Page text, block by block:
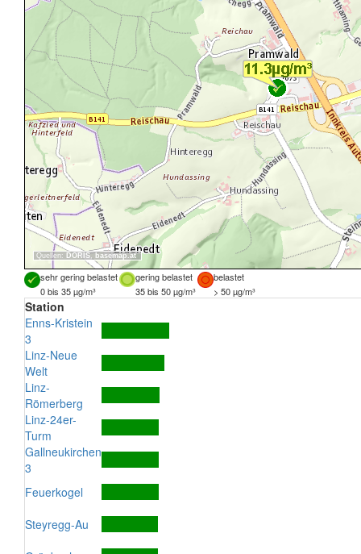
Quellen: DORIS, basemap.at
sehr gering belastet gering belastet
belastet
0 bis 35 µg/m³
35 bis 50 µg/m³ > 50 µg/m³
Station
Enns-Kristein
3
Linz-Neue
Welt
Linz-
Römerberg
Linz-24er-
Turm
Gallneukirchen
3
Feuerkogel
Steyregg-Au